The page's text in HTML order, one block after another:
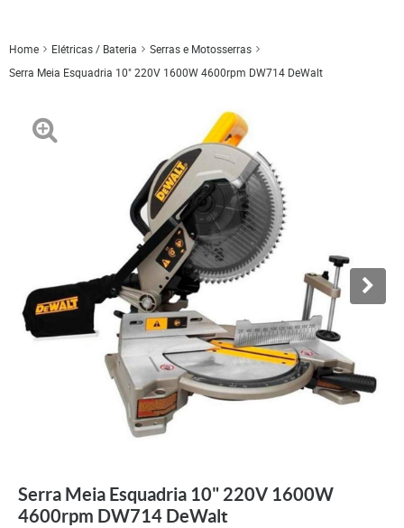
Home Elétricas / Bateria
Serras e Motosserras
Serra Meia Esquadria 10" 220V 1600W 4600rpm DW714 DeWalt
Serra Meia Esquadria 10" 220V 1600W
4600rpm DW714 DeWalt